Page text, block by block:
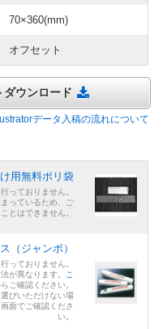
70×360(mm)
オフセット
ウンロード
データ入稿の流れについて
用無料ポリ袋
っておりません。
っているため、ご
とはできません。
（ジャンボ）
っておりません。
が異なります。 こ
ご確認ください。
びいただけない場
面でご確認くださ
い。